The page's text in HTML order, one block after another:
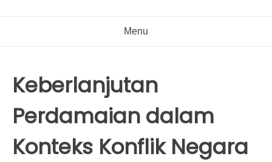
Menu
Keberlanjutan
Perdamaian dalam
Konteks Konflik Negara